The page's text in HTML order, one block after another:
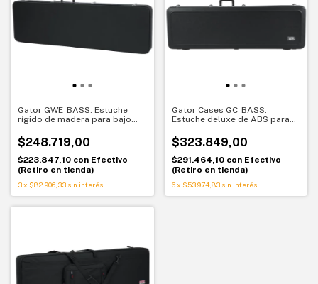
Gator GWE-BASS. Estuche
rígido de madera para bajo
resistente
$248.719,00
$223.847,10 con Efectivo
(Retiro en tienda)
3x $82.906,33 sin interés
Gator Cases GC-BASS.
Estuche deluxe de ABS para
$323.849,00
$291.464,10 con Efectivo
(Retiro en tienda)
6 x $53.974,83 sin interés